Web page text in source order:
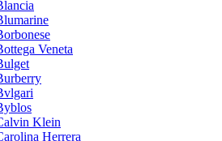
Veneta
Klein
Herrera